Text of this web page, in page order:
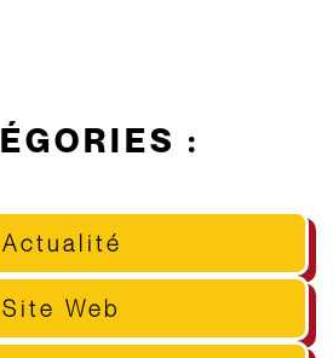
:
Actualité
Site Web